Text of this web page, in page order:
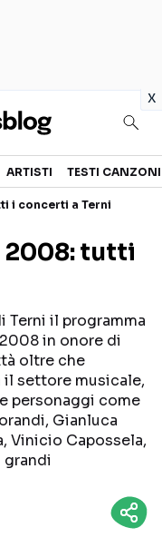
x
CANZONI
SHOW
ARTISTI TESTI CANZONI
i concerti a Terni
2008: tutti
Terni il programma
in onore di
oltre che
il settore musicale,
personaggi come
Gianluca
Vinicio Capossela,
grandi